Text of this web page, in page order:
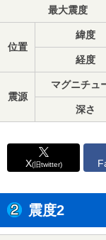
最大震度
位置
緯度
経度
震源
マグニチュ
深さ
X(旧twitter)
震度2